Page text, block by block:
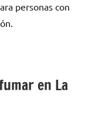
personas сοn
en La